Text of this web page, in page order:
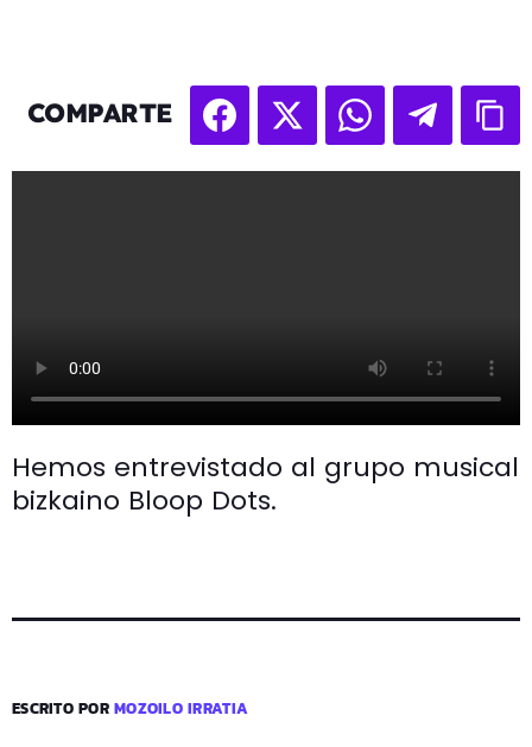
COMPARTE
Hemos entrevistado al grupo musical
bizkaino Bloop Dots.
ESCRITO PORMOZOILO IRRATIA